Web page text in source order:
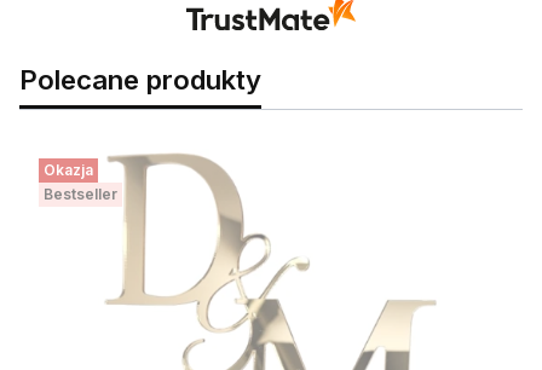
Polecane produkty
Okazja
Bestseller